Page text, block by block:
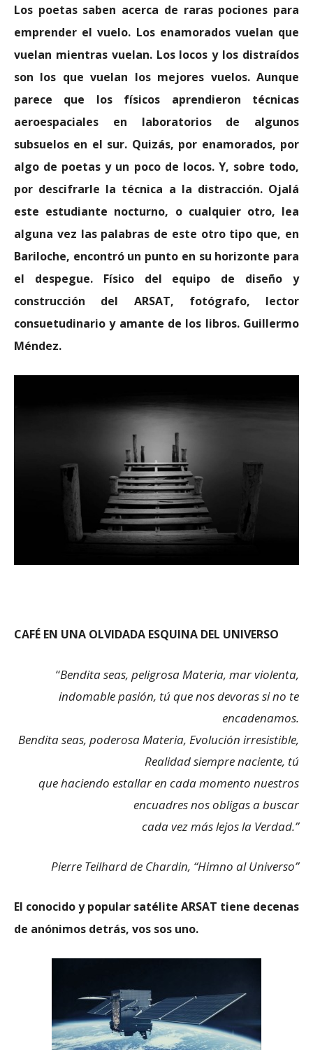
Los poetas saben acerca de raras pociones para
emprender el vuelo. Los enamorados vuelan que
vuelan mientras vuelan. Los locos y los distraídos
son los que vuelan los mejores vuelos. Aunque
parece que los físicos aprendieron técnicas
aeroespaciales en laboratorios de algunos
subsuelos en el sur. Quizás, por enamorados, por
algo de poetas y un poco de locos. Y, sobre todo,
por descifrarle la técnica a la distracción. Ojalá
este estudiante nocturno, o cualquier otro, lea
alguna vez las palabras de este otro tipo que, en
Bariloche, encontró un punto en su horizonte para
el despegue. Físico del equipo de diseño y
construcción del ARSAT, fotógrafo, lector
consuetudinario y amante de los libros. Guillermo
Méndez.
CAFÉ EN UNA OLVIDADA ESQUINA DEL UNIVERSO
“Bendita seas, peligrosa Materia, mar violenta,
indomable pasión, tú que nos devoras si no te
encadenamos.
Bendita seas, poderosa Materia, Evolución irresistible,
Realidad siempre naciente, tú
que haciendo estallar en cada momento nuestros
encuadres nos obligas a buscar
cada vez más lejos la Verdad.”
Pierre Teilhard de Chardin, “Himno al Universo”
El conocido y popular satélite ARSAT tiene decenas
de anónimos detrás, vos sos uno.